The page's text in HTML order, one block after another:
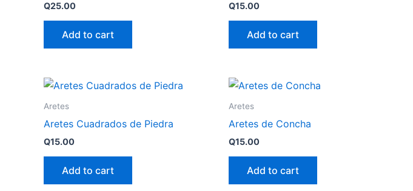
Q25.00
Add to cart
Q15.00
Add to cart
Aretes
Aretes Cuadrados de Piedra
Q15.00
Add to cart
Aretes
Aretes de Concha
Q15.00
Add to cart